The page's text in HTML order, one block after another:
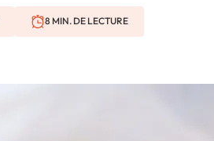
8 MIN. DE LECTURE